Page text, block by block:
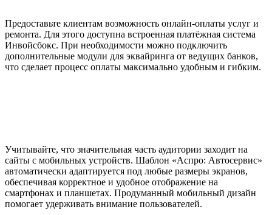
Предоставьте клиентам возможность онлайн-оплаты услуг и
ремонта. Для этого доступна встроенная платёжная система
Инвойсбокс. При необходимости можно подключить
дополнительные модули для эквайринга от ведущих банков,
что сделает процесс оплаты максимально удобным и гибким.
Учитывайте, что значительная часть аудитории заходит на
сайты с мобильных устройств. Шаблон «Аспро: Автосервис»
автоматически адаптируется под любые размеры экранов,
обеспечивая корректное и удобное отображение на
смартфонах и планшетах. Продуманный мобильный дизайн
помогает удерживать внимание пользователей.